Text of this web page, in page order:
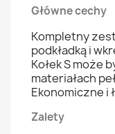
Główne cechy
Kompletny
podkładką i
Kołek S może
materiałach
Ekonomiczne i
Zalety